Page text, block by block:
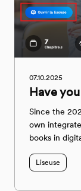
07.10.2025
Have
Since the
own
books in
Liseuse